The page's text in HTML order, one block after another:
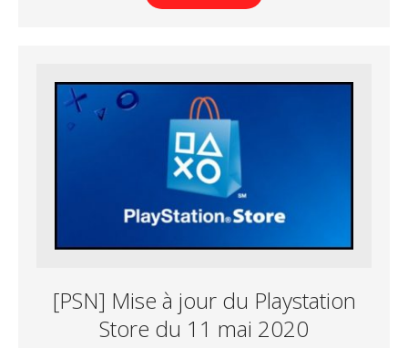
[PSN] Mise à jour du Playstation
Store du 11 mai 2020